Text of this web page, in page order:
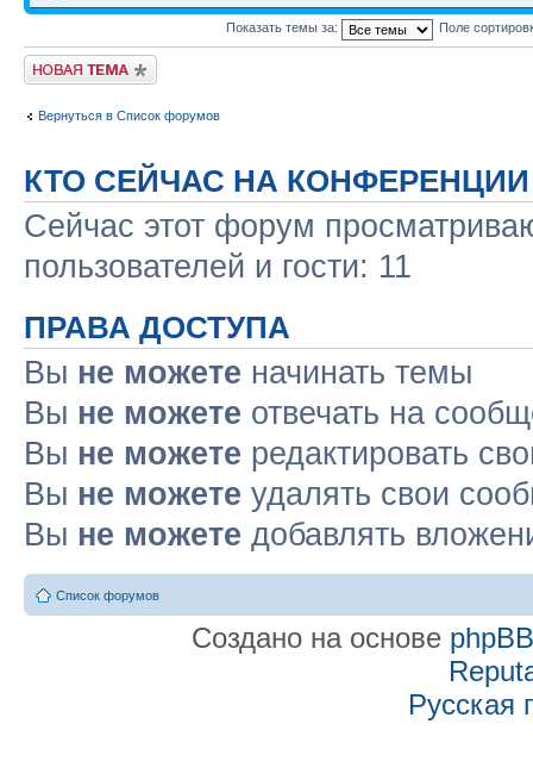
Показать темы за: Поле
Новая тема
Вернуться в Список форумов
КТО СЕЙЧАС НА КОНФЕРЕНЦИИ
Сейчас этот форум
пользователей и гости: 11
ПРАВА ДОСТУПА
Вы не можете начинать темы
Вы не можете отвечать на
Вы не можете редактировать
Вы не можете удалять свои
Вы не можете добавлять
Список форумов
Создано на основе phpBB
Русская